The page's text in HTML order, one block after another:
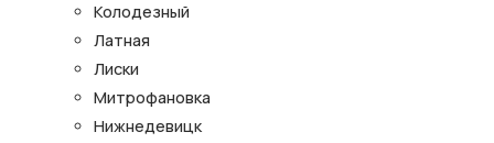
Колодезный
Латная
Лиски
Митрофановка
Нижнедевицк